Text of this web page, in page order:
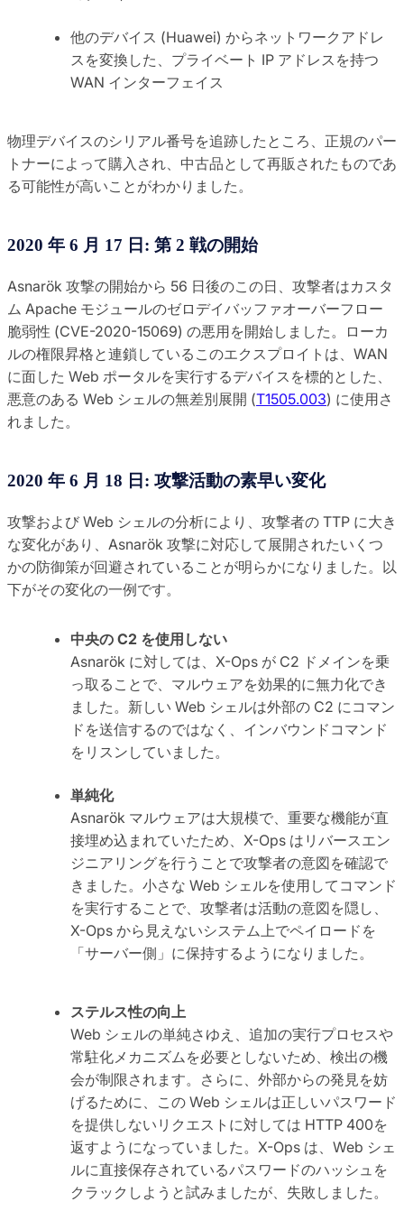
他のデバイス (Huawei) からネットワークアドレ
スを変換した、プライベート IP アドレスを持つ
WAN インターフェイス
物理デバイスのシリアル番号を追跡したところ、正規のパー
トナーによって購入され、中古品として再販されたものであ
る可能性が高いことがわかりました。
2020 年 6 月 17 日: 第 2 戦の開始
Asnarök 攻撃の開始から 56 日後のこの日、攻撃者はカスタ
ム Apache モジュールのゼロデイバッファオーバーフロー
脆弱性 (CVE-2020-15069) の悪用を開始しました。ローカ
ルの権限昇格と連鎖しているこのエクスプロイトは、WAN
に面した Web ポータルを実行するデバイスを標的とした、
悪意のある Web シェルの無差別展開 (T1505.003) に使用さ
れました。
2020 年 6 月 18 日: 攻撃活動の素早い変化
攻撃および Web シェルの分析により、攻撃者の TTP に大き
な変化があり、Asnarök 攻撃に対応して展開されたいくつ
かの防御策が回避されていることが明らかになりました。以
下がその変化の一例です。
中央の C2 を使用しない
Asnarök に対しては、X-Ops が C2 ドメインを乗
っ取ることで、マルウェアを効果的に無力化でき
ました。新しい Web シェルは外部の C2 にコマン
ドを送信するのではなく、インバウンドコマンド
をリスンしていました。
単純化
Asnarök マルウェアは大規模で、重要な機能が直
接埋め込まれていたため、X-Ops はリバースエン
ジニアリングを行うことで攻撃者の意図を確認で
きました。小さな Web シェルを使用してコマンド
を実行することで、攻撃者は活動の意図を隠し、
X-Ops から見えないシステム上でペイロードを
「サーバー側」に保持するようになりました。
ステルス性の向上
Web シェルの単純さゆえ、追加の実行プロセスや
常駐化メカニズムを必要としないため、検出の機
会が制限されます。さらに、外部からの発見を妨
げるために、この Web シェルは正しいパスワード
を提供しないリクエストに対しては HTTP 400を
返すようになっていました。X-Ops は、Web シェ
ルに直接保存されているパスワードのハッシュを
クラックしようと試みましたが、失敗しました。